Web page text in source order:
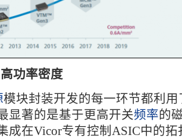
功率密度
模块封装开发的每一环节都利
显著的是基于更高开关频率的
成在Vicor专有控制ASIC中的